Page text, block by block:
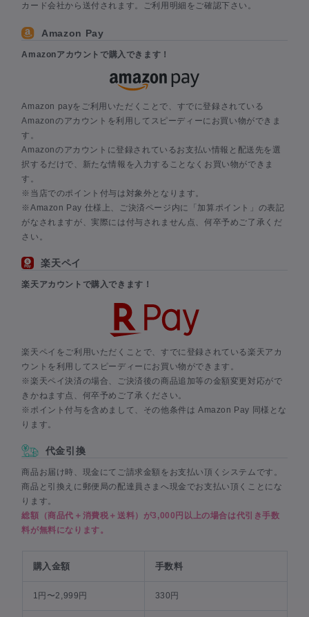
カード会社から送付されます。ご利用明細をご確認下さい。
Amazon Pay
Amazonアカウントで購入できます！
Amazon payをご利用いただくことで、すでに登録されている
Amazonのアカウントを利用してスピーディーにお買い物ができま
す。
Amazonのアカウントに登録されているお支払い情報と配送先を選
択するだけで、新たな情報を入力することなくお買い物ができま
す。
※当店でのポイント付与は対象外となります。
※Amazon Pay 仕様上、ご決済ページ内に「加算ポイント」の表記
がなされますが、実際には付与されません点、何卒予めご了承くだ
さい。
楽天ペイ
楽天アカウントで購入できます！
楽天ペイをご利用いただくことで、すでに登録されている楽天アカ
ウントを利用してスピーディーにお買い物ができます。
※楽天ペイ決済の場合、ご決済後の商品追加等の金額変更対応がで
きかねます点、何卒予めご了承ください。
※ポイント付与を含めまして、その他条件は Amazon Pay 同様とな
ります。
代金引換
商品お届け時、現金にてご請求金額をお支払い頂くシステムです。
商品と引換えに郵便局の配達員さまへ現金でお支払い頂くことにな
ります。
総額（商品代＋消費税＋送料）が3,000円以上の場合は代引き手数
料が無料になります。
購入金額 手数料
1円〜2,999円 330円